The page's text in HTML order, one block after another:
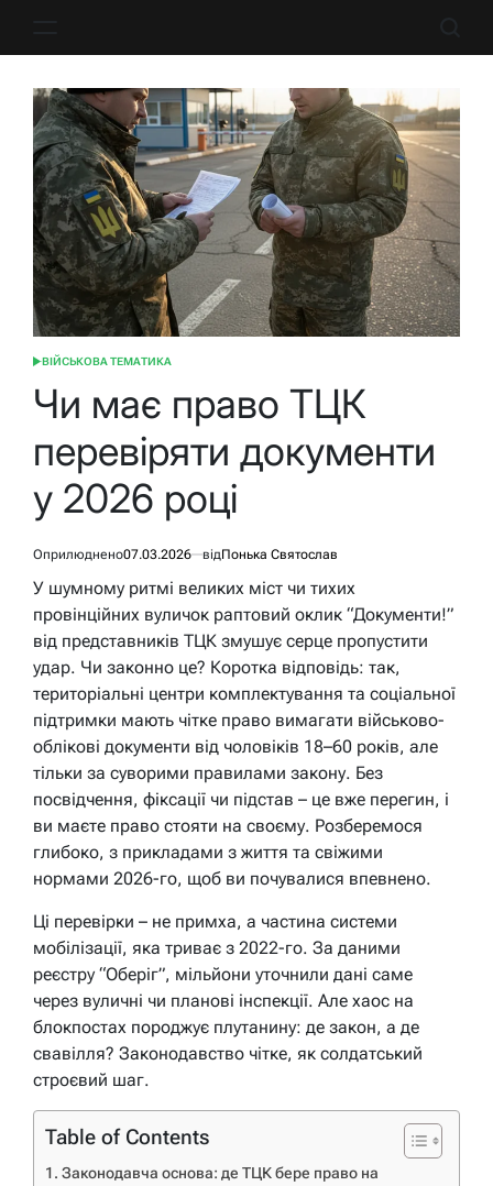
ОПУБЛІКУВАТИ
ВІЙСЬКОВА ТЕМАТИКА
Чи має право ТЦК
перевіряти документи
у 2026 році
Оприлюднено07.03.2026 відПонька Святослав
У шумному ритмі великих міст чи тихих
провінційних вуличок раптовий оклик “Документи!”
від представників ТЦК змушує серце пропустити
удар. Чи законно це? Коротка відповідь: так,
територіальні центри комплектування та соціальної
підтримки мають чітке право вимагати військово-
облікові документи від чоловіків 18–60 років, але
тільки за суворими правилами закону. Без
посвідчення, фіксації чи підстав – це вже перегин, і
ви маєте право стояти на своєму. Розберемося
глибоко, з прикладами з життя та свіжими
нормами 2026-го, щоб ви почувалися впевнено.
Ці перевірки – не примха, а частина системи
мобілізації, яка триває з 2022-го. За даними
реєстру “Оберіг”, мільйони уточнили дані саме
через вуличні чи планові інспекції. Але хаос на
блокпостах породжує плутанину: де закон, а де
свавілля? Законодавство чітке, як солдатський
строєвий шаг.
Table of Contents
Законодавча основа: де ТЦК бере право на